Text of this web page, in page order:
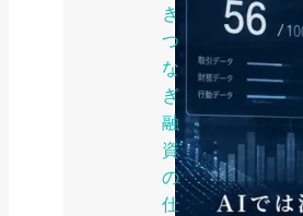
き
つ
な
ぎ
融
資
の
仕